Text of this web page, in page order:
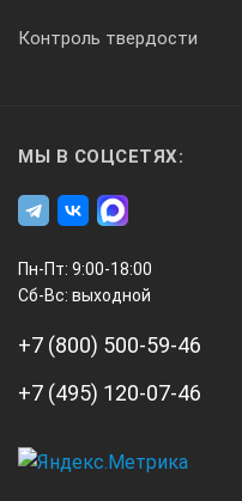
Контроль твердости
МЫ В СОЦСЕТЯХ:
Пн-Пт: 9:00-18:00
Сб-Вс: выходной
+7 (800) 500-59-46
+7 (495) 120-07-46